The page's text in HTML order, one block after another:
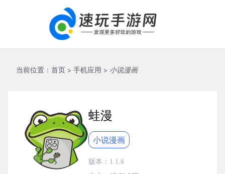
当前位置： 首页 > 手机应用 > 小说漫画
蛙漫
小说漫画
版本：1.1.8